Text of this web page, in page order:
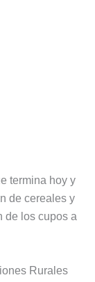
termina hoy y
de cereales y
de los cupos a
Rurales